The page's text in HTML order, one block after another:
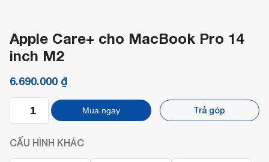
Apple Care+ cho MacBook Pro 14
inch M2
6.690.000 ₫
cho
MacBook
Pro
Mua ngay Trả góp
CẤU HÌNH KHÁC